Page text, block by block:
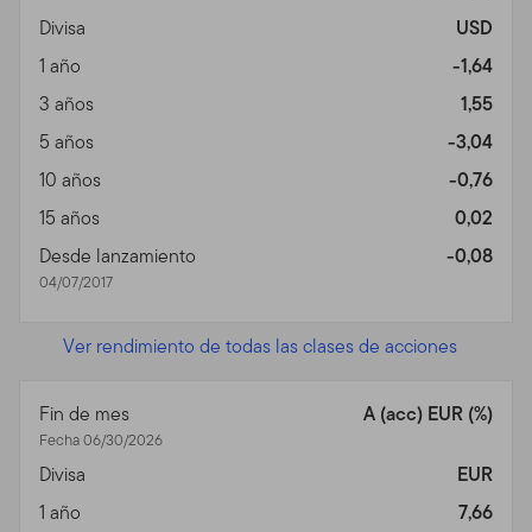
Divisa
USD
1 año
-1,64
3 años
1,55
5 años
-3,04
10 años
-0,76
15 años
0,02
Desde lanzamiento
04/07/2017
-0,08
Ver rendimiento de todas las clases de acciones
Fin de mes
Fecha 06/30/2026
A (acc) EUR (%)
Divisa
EUR
1 año
7,66
Resources, Inc. [NYSE: BEN] es una organización global
de inversiones operando como Franklin Templeton
Templeton Investments provee servicios de inversión,
de accionista y de distribución tanto globales como en
Estados Unidos a los Fondos Franklin, Templeton y
igual que servicios de cuentas internacionales
separadas.
corredores calificados,
asesores profesionales e
inversionistas
Este sitio está dirigido a ciertos sub distribuidores
calificados que tienen clientes que residen fuera de los